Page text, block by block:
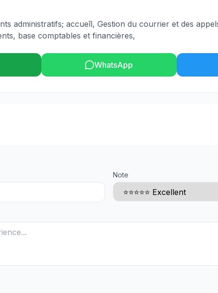
administratifs; accueîl, Gestion du courrier et des
base comptables et financières,
WhatsApp
Note